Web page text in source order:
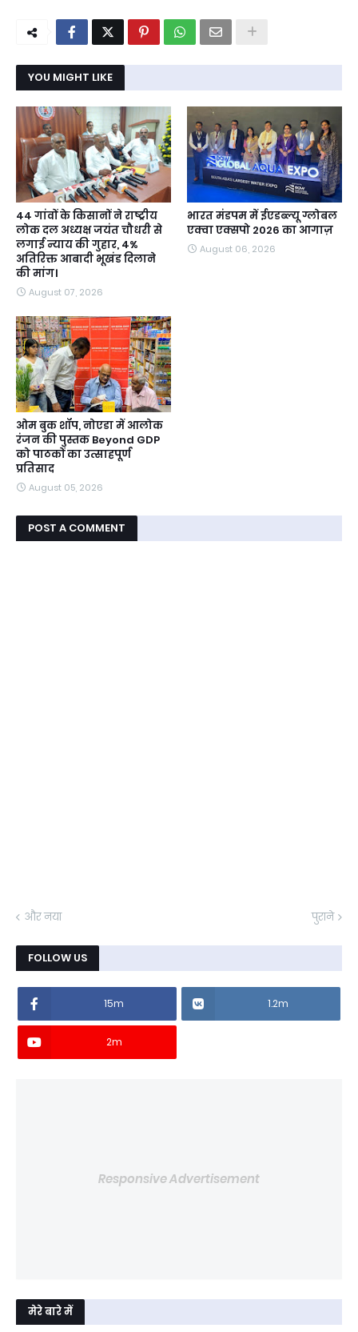
YOU MIGHT LIKE
44 गांवों के किसानों ने राष्ट्रीय
लोक दल अध्यक्ष जयंत चौधरी से
लगाई न्याय की गुहार, 4%
अतिरिक्त आबादी भूखंड दिलाने
की मांग।
August 07, 2026
भारत मंडपम में ईएडब्ल्यू ग्लोबल
एक्वा एक्सपो 2026 का आगाज़
August 06, 2026
ओम बुक शॉप, नोएडा में आलोक
रंजन की पुस्तक Beyond GDP
को पाठकों का उत्साहपूर्ण
प्रतिसाद
August 05, 2026
POST A COMMENT
और नया पुराने
FOLLOW US
15m 1.2m
2m
Responsive Advertisement
मेरे बारे में